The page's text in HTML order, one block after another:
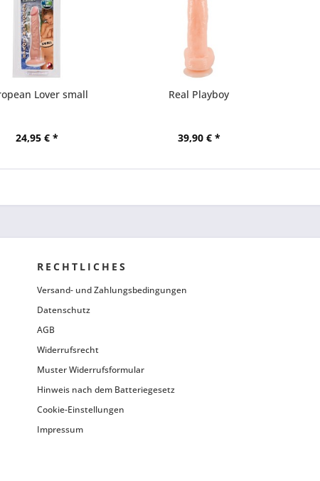
Lover small
24,95 € *
Real Playboy
39,90 € *
RECHTLICHES
Versand- und Zahlungsbedingungen
Datenschutz
AGB
Widerrufsrecht
Muster Widerrufsformular
Hinweis nach dem Batteriegesetz
Cookie-Einstellungen
Impressum